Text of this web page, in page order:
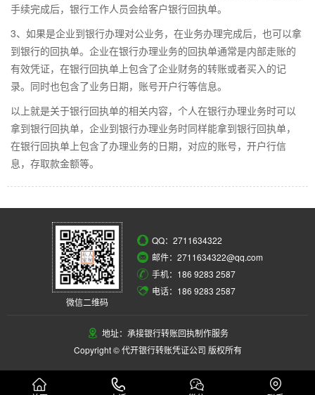
手续完成后，银行工作人员会给客户银行回执单。
3、如果是企业到银行办理对公业务，在业务办理完成后，也可以拿
到银行的回执单。企业在银行办理业务的回执单通常是内部走账的
有效凭证，在银行回执单上包含了企业财务的转账或者买入的记
录。同时也包含了业务日期，账号开户行等信息。
以上就是关于银行回执单的相关内容，个人在银行办理业务时可以
拿到银行回执单，企业到银行办理业务时同样能拿到银行回执单，
在银行回执单上包含了办理业务的日期，对应的账号，开户行信
息，存取款金额等。
微信二维码
QQ：2711634322
邮件：2711634322@qq.com
手机：186 9283 2587
电话：186 9283 2587
地址：承接银行转账回执制作服务
Copyright © 代开银行转账凭证公司 版权所有